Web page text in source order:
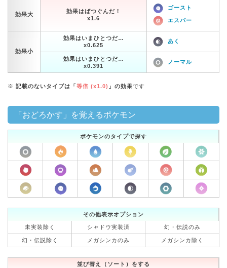
効果大
効果はばつぐんだ！
x1.6
ゴースト
エスパー
効果小
効果はいまひとつだ…
x0.625
あく
効果はいまひとつだ…
x0.391
ノーマル
※ 記載のないタイプは「等倍 (x1.0) 」の効果です
「おどろかす」を覚えるポケモン
ポケモンのタイプで探す
その他表示オプション
未実装除く シャドウ実装済 幻・伝説のみ
幻・伝説除く メガシンカのみ メガシンカ除く
並び替え（ソート）をする